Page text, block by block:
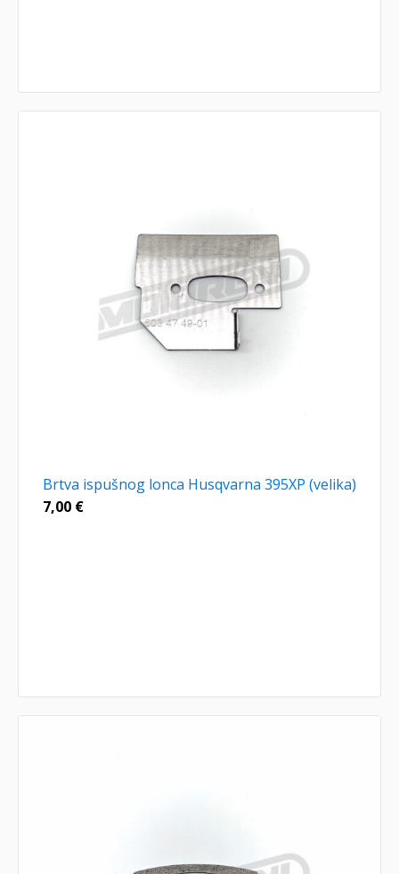
Brtva ispušnog lonca Husqvarna 395XP (velika)
7,00 €